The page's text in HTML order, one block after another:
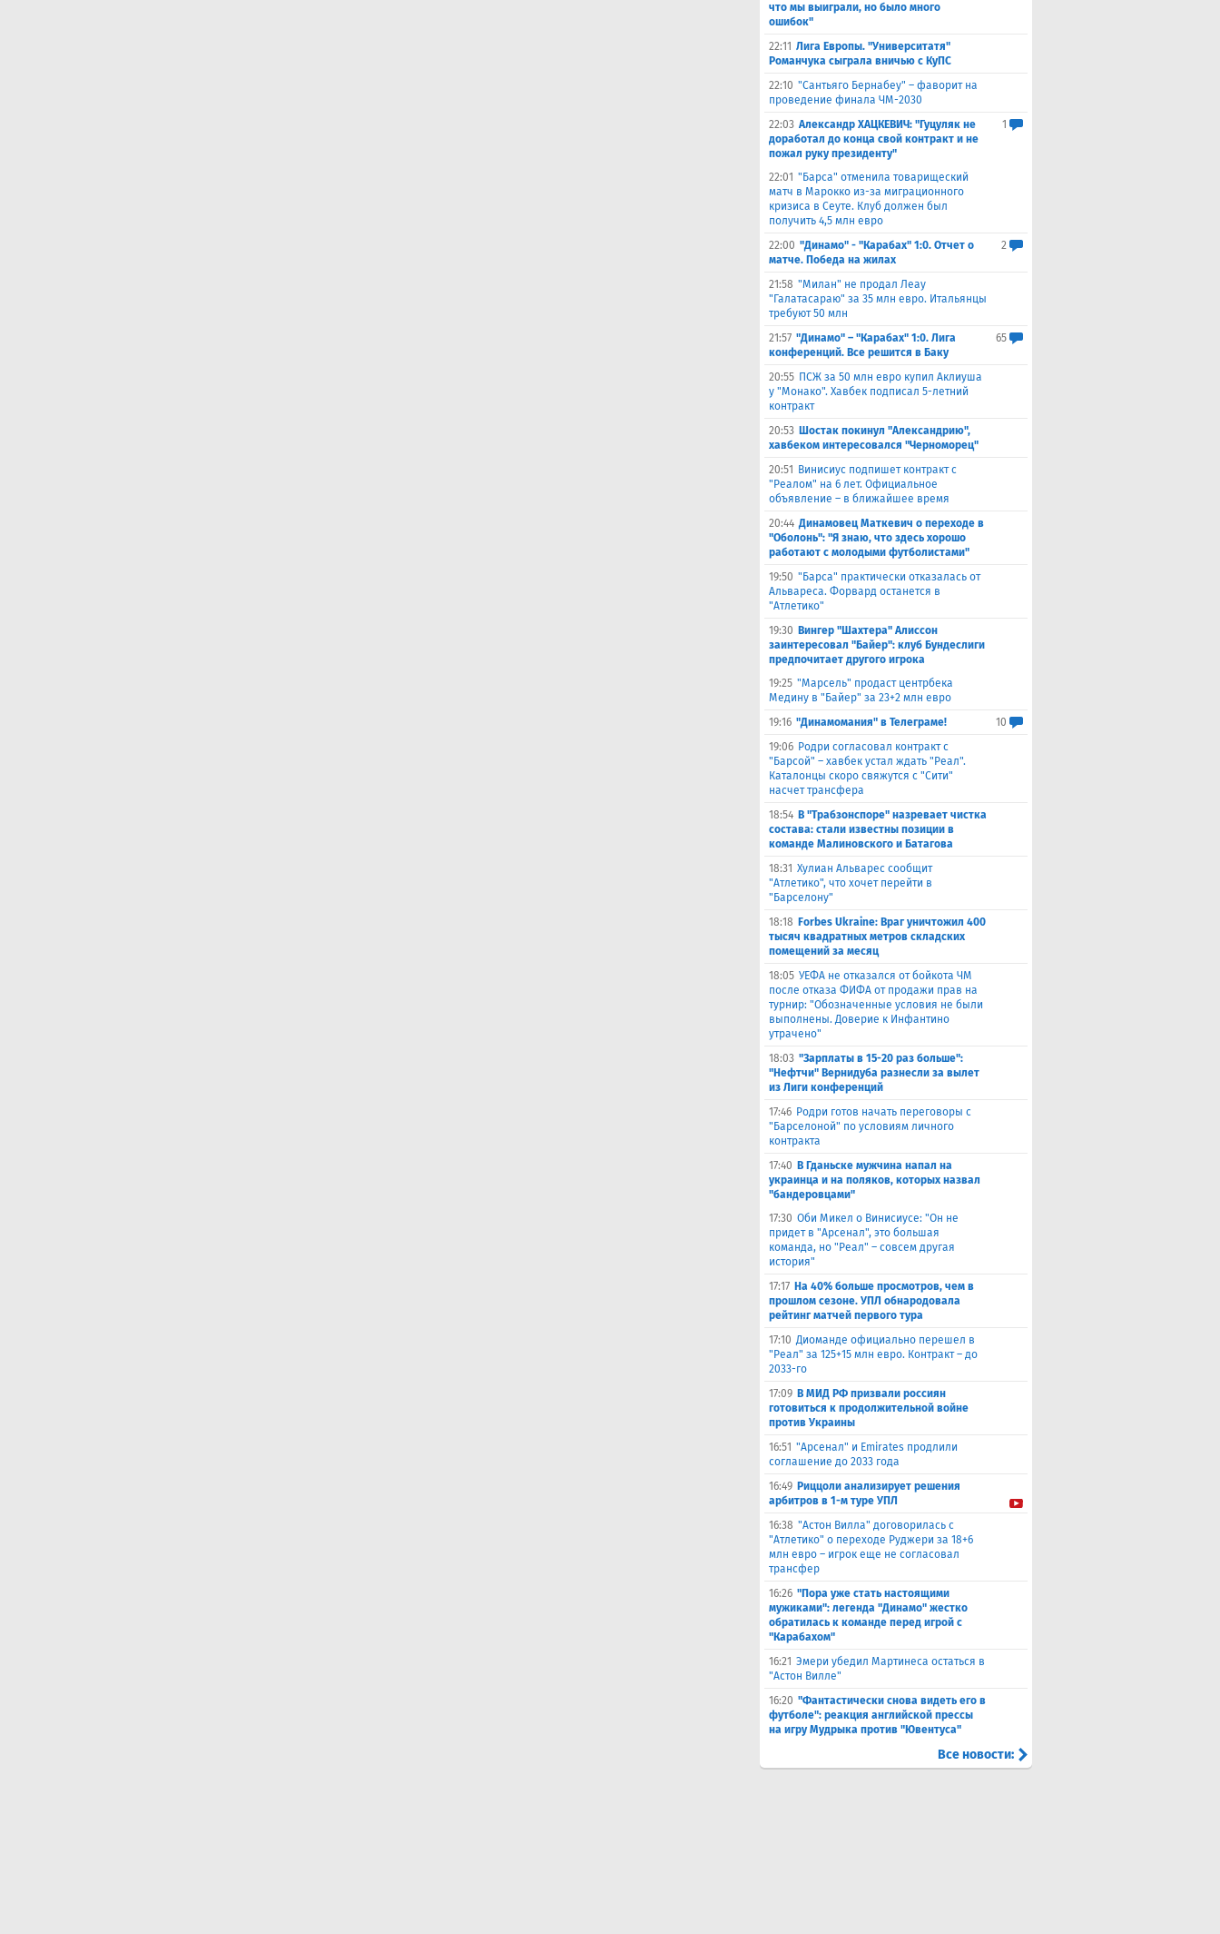
что мы выиграли, но было много
ошибок"
22:11 Лига Европы. "Университатя"
Романчука сыграла вничью с ​КуПС
22:10 "Сантьяго Бернабеу" – фаворит на
проведение финала ЧМ-2030
22:03 Александр ХАЦКЕВИЧ: "Гуцуляк не
доработал до конца свой контракт и не
пожал руку президенту"
1
22:01 "Барса" отменила товарищеский
матч в Марокко из-за миграционного
кризиса в Сеуте. Клуб должен был
получить 4,5 млн евро
22:00 "Динамо" - "Карабах" 1:0. Отчет о
матче. Победа на жилах
2
21:58 "Милан" не продал Леау
"Галатасараю" за 35 млн евро. Итальянцы
требуют 50 млн
21:57 "Динамо" – "Карабах" 1:0. Лига
конференций. Все решится в Баку
65
20:55 ПСЖ за 50 млн евро купил Аклиуша
у "Монако". Хавбек подписал 5-летний
контракт
20:53 Шостак покинул "Александрию",
хавбеком интересовался "Черноморец"
20:51
Винисиус подпишет контракт с
"Реалом" на 6 лет. Официальное
объявление – в ближайшее время
20:44 Динамовец Маткевич о переходе в
"Оболонь": "Я знаю, что здесь хорошо
работают с молодыми футболистами"
19:50 "Барса" практически отказалась от
Альвареса. Форвард останется в
"Атлетико"
19:30 Вингер "Шахтера" Алиссон
заинтересовал "Байер": клуб Бундеслиги
предпочитает другого игрока
19:25 "Марсель" продаст центрбека
Медину в "Байер" за 23+2 млн евро
19:16 "Динамомания" в Телеграме!
10
19:06 Родри согласовал контракт с
"Барсой" – хавбек устал ждать "Реал".
Каталонцы скоро свяжутся с "Сити"
насчет трансфера
18:54 В "Трабзонспоре" назревает чистка
состава: стали известны позиции в
команде Малиновского и Батагова
18:31 Хулиан Альварес сообщит
"Атлетико", что хочет перейти в
"Барселону"
18:18 Forbes Ukraine: Враг уничтожил 400
тысяч квадратных метров складских
помещений за месяц
18:05 УЕФА не отказался от бойкота ЧМ
после отказа ФИФА от продажи прав на
турнир: "Обозначенные условия не были
выполнены. Доверие к Инфантино
утрачено"
18:03 "Зарплаты в 15-20 раз больше":
"Нефтчи" Вернидуба разнесли за вылет
из Лиги конференций
17:46 Родри готов начать переговоры с
"Барселоной" по условиям личного
контракта
17:40 В Гданьске мужчина напал на
украинца и на поляков, которых назвал
"бандеровцами"
17:30 Оби Микел о Винисиусе: "Он не
придет в "Арсенал", это большая
команда, но "Реал" – совсем другая
история"
17:17 На 40% больше просмотров, чем в
прошлом сезоне. УПЛ обнародовала
рейтинг матчей первого тура
17:10 Диоманде официально перешел в
"Реал" за 125+15 млн евро. Контракт – до
2033-го
17:09 В МИД РФ призвали россиян
готовиться к продолжительной войне
против Украины
16:51 "Арсенал" и Emirates продлили
соглашение до 2033 года
16:49 Риццоли анализирует решения
арбитров в 1-м туре УПЛ
16:38 "Астон Вилла" договорилась с
"Атлетико" о переходе Руджери за 18+6
млн евро – игрок еще не согласовал
трансфер
16:26 "Пора уже стать настоящими
мужиками": легенда "Динамо" жестко
обратилась к команде перед игрой с
"Карабахом"
16:21 Эмери убедил Мартинеса остаться в
"Астон Вилле"
16:20 "Фантастически снова видеть его в
футболе": реакция английской прессы
на игру Мудрыка против "Ювентуса"
Все новости: